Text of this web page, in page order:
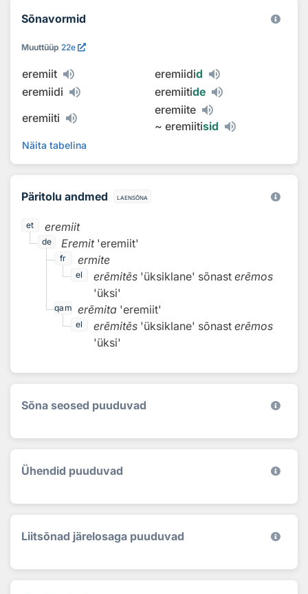
Sõnavormid
Muuttüüp 22e
eremiit eremiidid
eremiidi
eremiitide
eremiiti
eremiite
~ eremiitisid
Näita tabelina
Päritolu andmed laensõna
et eremiit
de Eremit 'eremiit'
fr ermite
el erēmitēs 'üksiklane' sõnast erēmos
'üksi'
qam erēmita 'eremiit'
el erēmitēs 'üksiklane' sõnast erēmos
'üksi'
Sõna seosed puuduvad
Ühendid puuduvad
Liitsõnad järelosaga puuduvad